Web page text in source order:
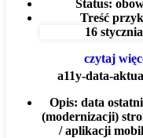
Status:
Treść
16
czytaj
a11y-data-
Opis: data
(modernizacji)
/ aplikacji